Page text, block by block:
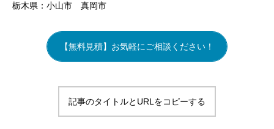
栃木県：小山市 真岡市
【無料見積】お気軽にご相談ください！
記事のタイトルとURLをコピーする